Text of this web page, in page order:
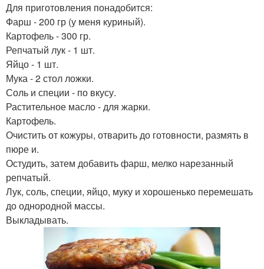
Для приготовления понадобится:
Фарш - 200 гр (у меня куриный).
Картофель - 300 гр.
Репчатый лук - 1 шт.
Яйцо - 1 шт.
Мука - 2 стол ложки.
Соль и специи - по вкусу.
Растительное масло - для жарки.
Картофель.
Очистить от кожуры, отварить до готовности, размять в
пюре и.
Остудить, затем добавить фарш, мелко нарезанный
репчатый.
Лук, соль, специи, яйцо, муку и хорошенько перемешать
до однородной массы.
Выкладывать.